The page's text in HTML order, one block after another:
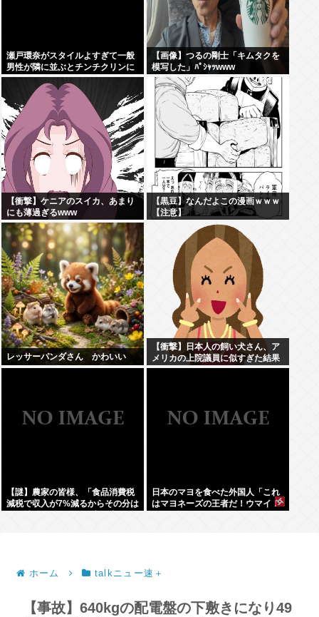
瀬戸環奈がスタイルよすぎて一般
男性が隣に並ぶとチンチクリンに
見えてしまう
【画像】つるの剛士「キムタクを
模写した」ﾊﾟｼｬｯwww
【衝撃】ケニアのスイカ、あまり
にも薄過ぎるwww
【黒豆】なんだよこの漫画ｗｗｗ
【注意】
レッサーパンダさん かわいい
【衝撃】日本人の飼い犬さん、ア
メリカの上院議員に似すぎた結果
www
【謎】農家の皆様、「食品消費税
減税で収入が7%減るからその分は
日本のマヨを食べた外国人「これ
はマヨネーズの王者だ！ウマイ！
ホーム talkニュー速＋
【事故】640kgの配電盤の下敷きになり49